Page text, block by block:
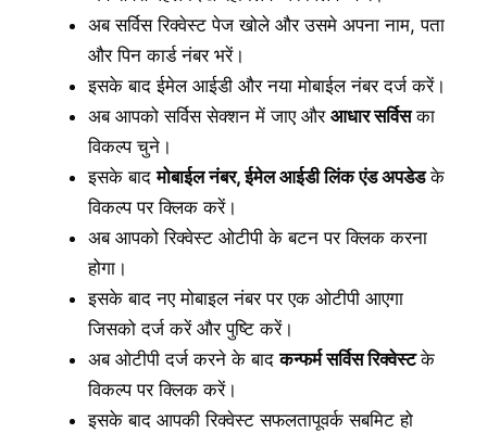
अब सर्विस रिक्वेस्ट पेज खोले और उसमे अपना नाम, पता
और पिन कार्ड नंबर भरें।
इसके बाद ईमेल आईडी और नया मोबाईल नंबर दर्ज करें।
अब आपको सर्विस सेक्शन में जाए और आधार सर्विसका
विकल्प चुने।
इसके बादमोबाईल नंबर, ईमेल आईडी लिंक एंड अपडेडके
विकल्प पर क्लिक करें।
अब आपको रिक्वेस्ट ओटीपी के बटन पर क्लिक करना
होगा।
इसके बाद नए मोबाइल नंबर पर एक ओटीपी आएगा
जिसको दर्ज करें और पुष्टि करें।
अब ओटीपी दर्ज करने के बादकन्फर्म सर्विस रिक्वेस्टके
विकल्प पर क्लिक करें।
इसके बाद आपकी रिक्वेस्ट सफलतापूवर्क सबमिट हो